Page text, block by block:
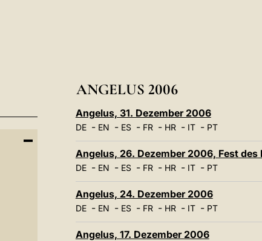
ANGELUS 2006
Angelus, 31. Dezember 2006
DE- EN - ES- FR- HR- IT- PT
Angelus, 26. Dezember 2006, Fest
DE- EN - ES- FR- HR- IT- PT
Angelus, 24. Dezember 2006
DE- EN - ES- FR- HR- IT- PT
Angelus, 17. Dezember 2006